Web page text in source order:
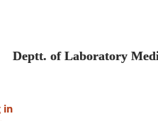
Deptt. of Laboratory
in